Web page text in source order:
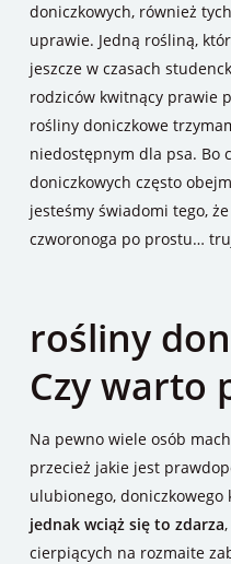
doniczkowych, również
uprawie. Jedną rośliną,
jeszcze w czasach
rodziców kwitnący prawie
rośliny doniczkowe
niedostępnym dla psa. Bo
doniczkowych często
jesteśmy świadomi tego,
czworonoga po prostu…
rośliny
Czy warto
Na pewno wiele osób
przecież jakie jest
ulubionego, doniczkowego
jednak wciąż się to zdarza
cierpiących na rozmaite